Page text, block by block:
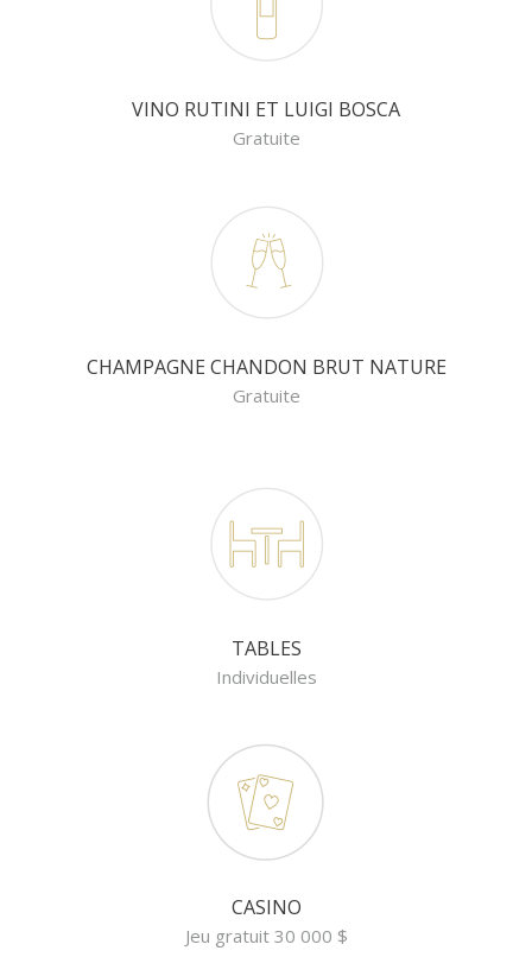
VINO RUTINI ET LUIGI BOSCA
Gratuite
CHAMPAGNE CHANDON BRUT NATURE
Gratuite
TABLES
Individuelles
CASINO
Jeu gratuit 30 000 $